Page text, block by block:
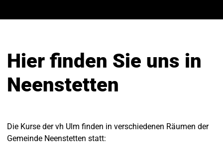
Hier finden Sie uns in
Neenstetten
Die Kurse der vh Ulm finden in verschiedenen Räumen der
Gemeinde Neenstetten statt: